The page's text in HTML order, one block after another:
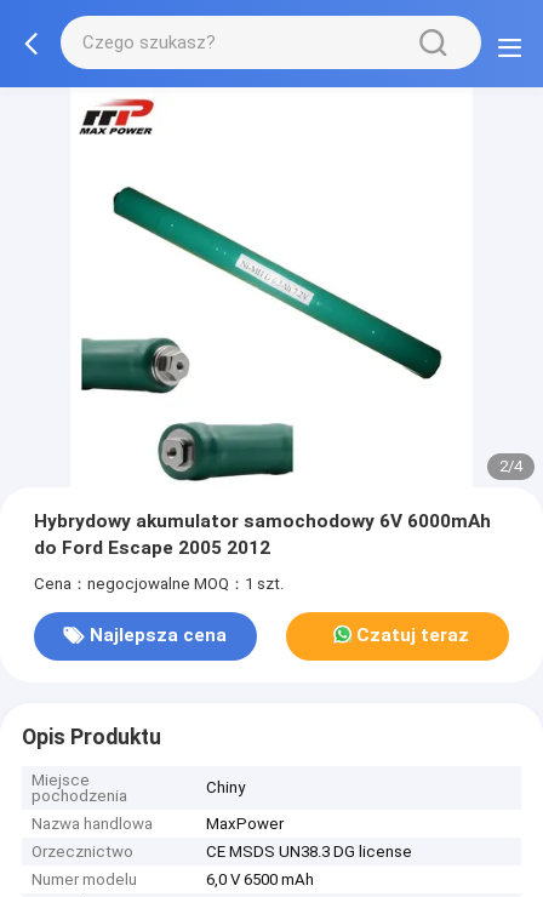
2/4
Hybrydowy akumulator samochodowy 6V 6000mAh
do Ford Escape 2005 2012
Cena：negocjowalne MOQ：1 szt.
Najlepsza cena Czatuj teraz
Opis Produktu
Miejsce
pochodzenia
Chiny
Nazwa handlowa
MaxPower
Orzecznictwo
CE MSDS UN38.3 DG license
Numer modelu
6,0 V 6500 mAh